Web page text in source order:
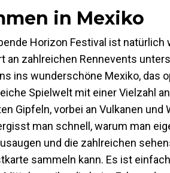
in Mexiko
Horizon Festival ist
an zahlreichen Rennevents
ins wunderschöne Mexiko, das
Spielwelt mit einer Vielzahl
Gipfeln, vorbei an Vulkanen
man schnell, warum man
und die zahlreichen
sammeln kann. Es ist